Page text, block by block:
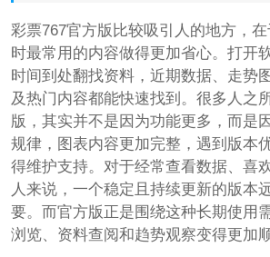
彩票767官方版比较吸引人的地方，
时最常用的内容做得更加省心。打开
时间到处翻找资料，近期数据、走势
及热门内容都能快速找到。很多人之
版，其实并不是因为功能更多，而是
规律，图表内容更加完整，遇到版本
得维护支持。对于经常查看数据、喜
人来说，一个稳定且持续更新的版本
要。而官方版正是围绕这种长期使用
浏览、资料查阅和趋势观察变得更加